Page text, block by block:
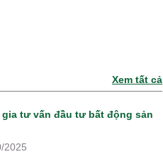
Xem tất cả
gia tư vấn đầu tư bất động sản
2025